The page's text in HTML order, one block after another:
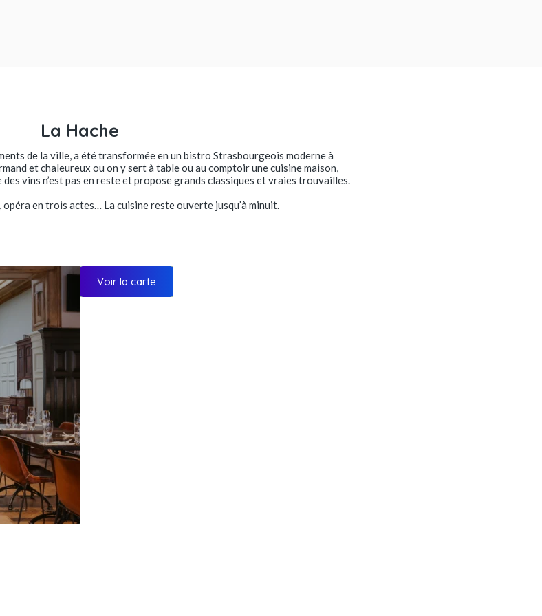
La Hache
de la ville, a été transformée en un bistro Strasbourgeois moderne à
et chaleureux ou on y sert à table ou au comptoir une cuisine maison,
vins n’est pas en reste et propose grands classiques et vraies trouvailles.
opéra en trois actes… La cuisine reste ouverte jusqu’à minuit.
Voir la carte